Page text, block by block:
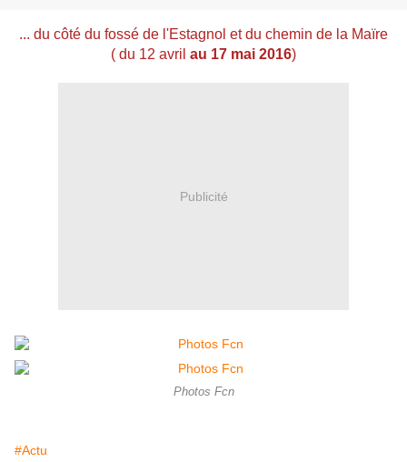
... du côté du fossé de l'Estagnol et du chemin de la Maïre
( du 12 avril au 17 mai 2016)
Publicité
Photos Fcn
#Actu